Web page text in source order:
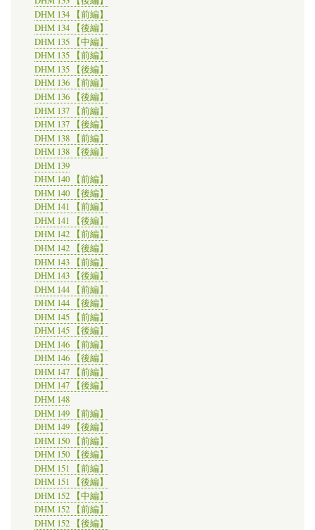
DHM 134 【前編】
DHM 134 【後編】
DHM 135 【中編】
DHM 135 【前編】
DHM 135 【後編】
DHM 136 【前編】
DHM 136 【後編】
DHM 137 【前編】
DHM 137 【後編】
DHM 138 【前編】
DHM 138 【後編】
DHM 139
DHM 140 【前編】
DHM 140 【後編】
DHM 141 【前編】
DHM 141 【後編】
DHM 142 【前編】
DHM 142 【後編】
DHM 143 【前編】
DHM 143 【後編】
DHM 144 【前編】
DHM 144 【後編】
DHM 145 【前編】
DHM 145 【後編】
DHM 146 【前編】
DHM 146 【後編】
DHM 147 【前編】
DHM 147 【後編】
DHM 148
DHM 149 【前編】
DHM 149 【後編】
DHM 150 【前編】
DHM 150 【後編】
DHM 151 【前編】
DHM 151 【後編】
DHM 152 【中編】
DHM 152 【前編】
DHM 152 【後編】